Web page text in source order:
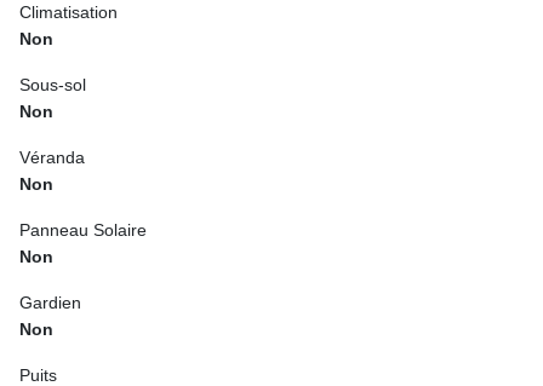
Climatisation
Non
Sous-sol
Non
Véranda
Non
Panneau Solaire
Non
Gardien
Non
Puits